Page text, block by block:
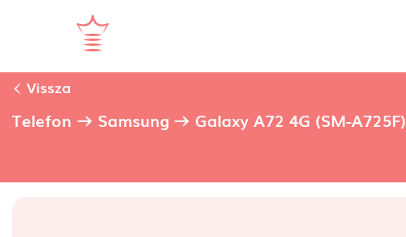
Vissza
Telefon Samsung Galaxy A72 4G (SM-A725F)